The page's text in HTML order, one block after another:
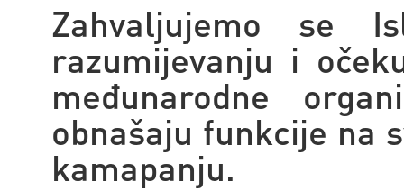
Zahvaljujemo se
razumijevanju i
međunarodne
obnašaju funkcije na
kamapanju.